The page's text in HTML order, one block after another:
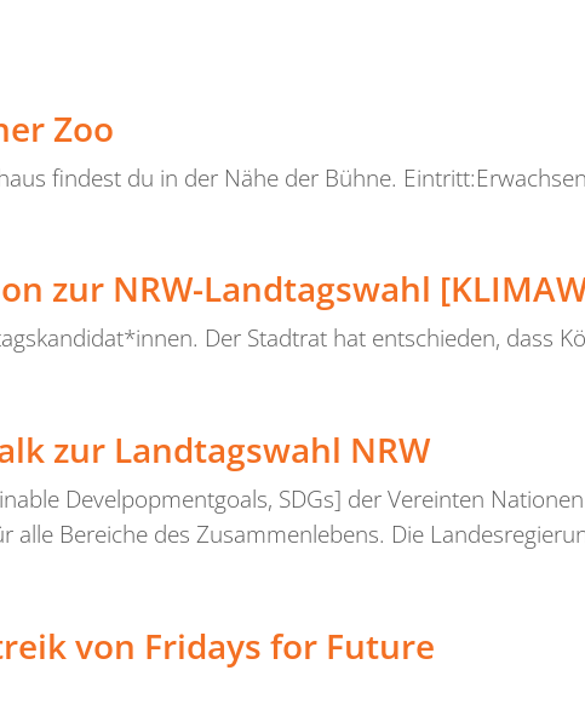
Zoo
findest du in der Nähe der Bühne.
zur NRW-Landtagswahl
Der Stadtrat hat entschieden, dass
zur Landtagswahl NRW
Develpopmentgoals, SDGs] der Vereinten
alle Bereiche des Zusammenlebens. Die
von Fridays for Future